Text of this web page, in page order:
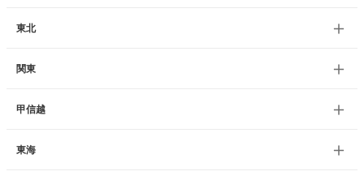
東北
関東
甲信越
東海